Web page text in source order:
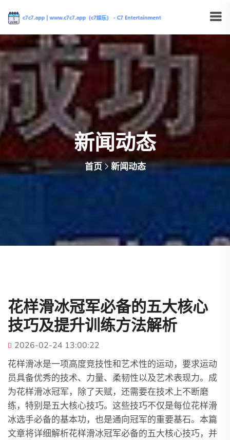
新闻动态
首页 新闻动态
花样滑冰冠军必备的五大核心
技巧及提升训练方法解析
2026-02-24 13:00:22
花样滑冰是一项高度竞技性和艺术性的运动，要求运动
员具备优秀的技术、力量、柔韧性以及艺术表现力。成
为花样滑冰冠军，除了天赋，还需要在技术上不断磨
练，特别是五大核心技巧。这些技巧不仅是每位花样滑
冰选手必备的基本功，也是通向冠军的重要基石。本篇
文章将详细解析花样滑冰冠军必备的五大核心技巧，并